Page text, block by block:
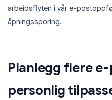
arbeidsflyten i vår e-
åpningssporing.
Planlegg flere
personlig